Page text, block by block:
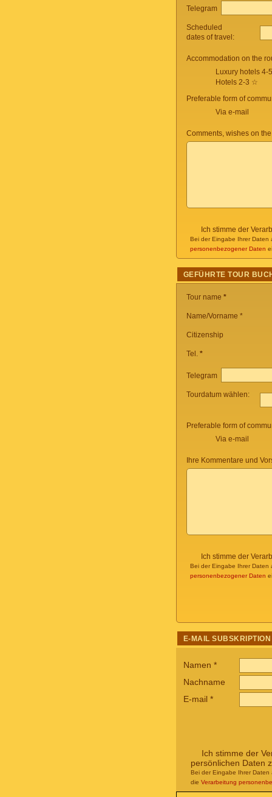
Telegram
Scheduled
dates of travel:
Accommodation on the
Luxury hotels 4-
Hotels 2-3 ☆
Preferable form of
Via e-mail
Comments, wishes on
Ich stimme der
Bei der Eingabe Ihrer Daten
personenbezogener Daten
GEFÜHRTE TOUR
Tour name *
Name/Vorname *
Citizenship
Tel. *
Telegram
Tourdatum wählen:
Preferable form of
Via e-mail
Ihre Kommentare und
Ich stimme der
Bei der Eingabe Ihrer Daten
personenbezogener Daten
E-MAIL SUBSKRIPTION
Namen *
Nachname
E-mail *
Ich stimme der
persönlichen Daten
Bei der Eingabe Ihrer Daten
die Verarbeitung